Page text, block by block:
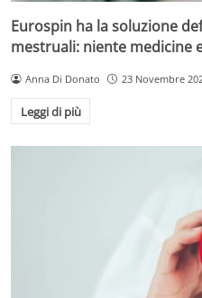
Eurospin ha la soluzione
mestruali: niente medicine
Anna Di Donato 23 Novembre
Leggi di più